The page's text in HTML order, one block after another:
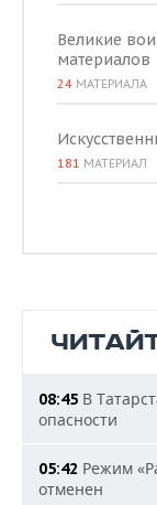
Великие
материалов
24 МАТЕРИАЛА
181 МАТЕРИАЛ
08:45 В
опасности
05:42 Режим
отменен